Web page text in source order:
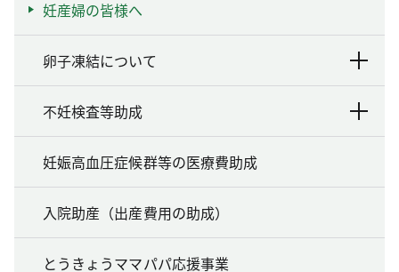
妊産婦の皆様へ
卵子凍結について
不妊検査等助成
妊娠高血圧症候群等の医療費助成
入院助産（出産費用の助成）
とうきょうママパパ応援事業